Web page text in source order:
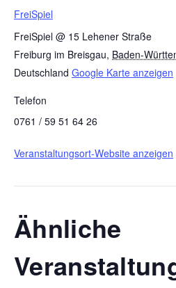
FreiSpiel
FreiSpiel @ 15 Lehener Straße
Freiburg im Breisgau, Baden-
Deutschland Google Karte anzeigen
Telefon
0761 / 59 51 64 26
Veranstaltungsort-Website anzeigen
Ähnliche